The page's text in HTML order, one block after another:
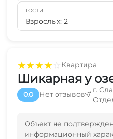
★★★★☆Квартира
Шикарная у
0.0 Нет отзывов
г.
Объект не
информационный
ГОСТИ
Взрослых: 2